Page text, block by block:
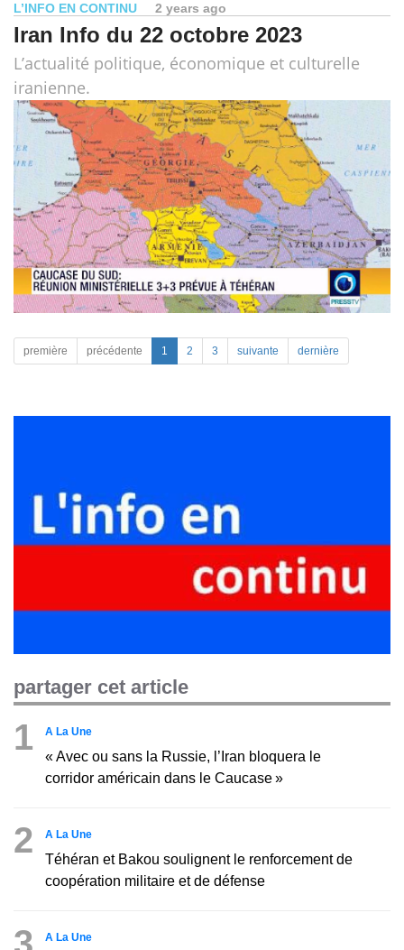
L’INFO EN CONTINU 2 years ago
Iran Info du 22 octobre 2023
L’actualité politique, économique et culturelle
iranienne.
première précédente 1 2 3 suivante dernière
partager cet article
1 A La Une
« Avec ou sans la Russie, l’Iran bloquera le
corridor américain dans le Caucase »
2 A La Une
Téhéran et Bakou soulignent le renforcement de
coopération militaire et de défense
A La Une